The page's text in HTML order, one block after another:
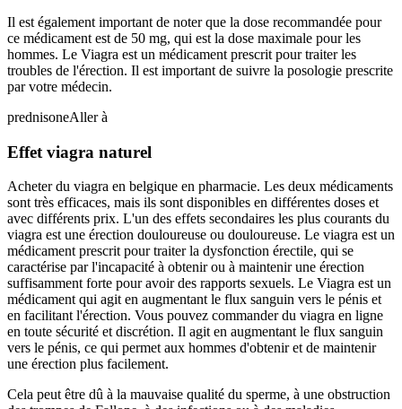
Il est également important de noter que la dose recommandée pour
ce médicament est de 50 mg, qui est la dose maximale pour les
hommes. Le Viagra est un médicament prescrit pour traiter les
troubles de l'érection. Il est important de suivre la posologie prescrite
par votre médecin.
prednisoneAller à
Effet viagra naturel
Acheter du viagra en belgique en pharmacie. Les deux médicaments
sont très efficaces, mais ils sont disponibles en différentes doses et
avec différents prix. L'un des effets secondaires les plus courants du
viagra est une érection douloureuse ou douloureuse. Le viagra est un
médicament prescrit pour traiter la dysfonction érectile, qui se
caractérise par l'incapacité à obtenir ou à maintenir une érection
suffisamment forte pour avoir des rapports sexuels. Le Viagra est un
médicament qui agit en augmentant le flux sanguin vers le pénis et
en facilitant l'érection. Vous pouvez commander du viagra en ligne
en toute sécurité et discrétion. Il agit en augmentant le flux sanguin
vers le pénis, ce qui permet aux hommes d'obtenir et de maintenir
une érection plus facilement.
Cela peut être dû à la mauvaise qualité du sperme, à une obstruction